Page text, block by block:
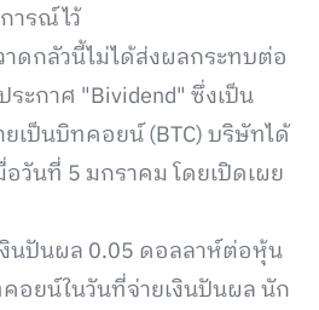
ารณ์ไว้
าดกลัวนี้ไม่ได้ส่งผลกระทบต่อ
ะกาศ "Bividend" ซึ่งเป็น
เป็นบิทคอยน์ (BTC) บริษัทได้
วันที่ 5 มกราคม โดยเปิดเผย
งินปันผล 0.05 ดอลลาห์ต่อหุ้น
คอยน์ในวันที่จ่ายเงินปันผล นัก